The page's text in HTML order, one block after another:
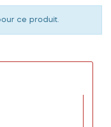
ce produit.